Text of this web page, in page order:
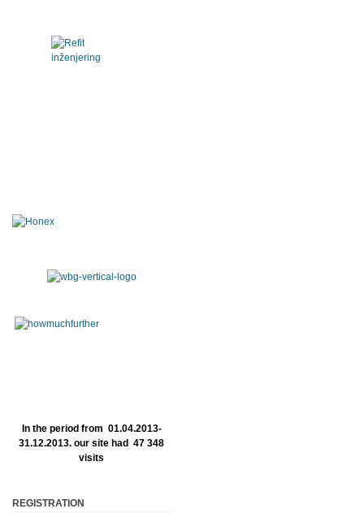
In the period from 01.04.2013-
31.12.2013. our site had 47 348
visits
REGISTRATION